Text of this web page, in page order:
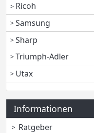
Ricoh
Samsung
Sharp
Triumph-Adler
Utax
Informationen
Ratgeber